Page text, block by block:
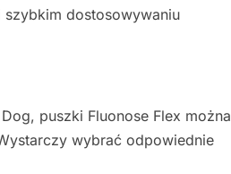
szybkim dostosowywaniu
puszki Fluonose Flex można
wybrać odpowiednie